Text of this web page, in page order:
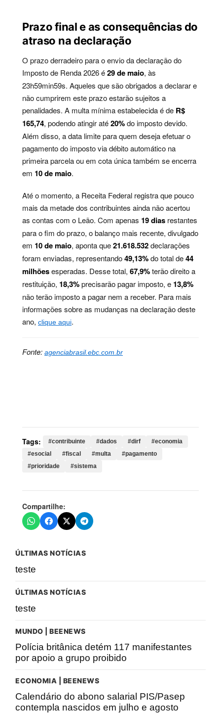
Prazo final e as consequências do
atraso na declaração
O prazo derradeiro para o envio da declaração do
Imposto de Renda 2026 é29 de maio, às
23h59min59s. Aqueles que são obrigados a declarar e
não cumprirem este prazo estarão sujeitos a
penalidades. A multa mínima estabelecida é de R$
165,74, podendo atingir até20%do imposto devido.
Além disso, a data limite para quem deseja efetuar o
pagamento do imposto via débito automático na
primeira parcela ou em cota única também se encerra
em 10 de maio.
Até o momento, a Receita Federal registra que pouco
mais da metade dos contribuintes ainda não acertou
as contas com o Leão. Com apenas 19 dias restantes
para o fim do prazo, o balanço mais recente, divulgado
em 10 de maio, aponta que21.618.532declarações
foram enviadas, representando49,13%do total de44
milhõesesperadas. Desse total, 67,9%terão direito a
restituição, 18,3%precisarão pagar imposto, e 13,8%
não terão imposto a pagar nem a receber. Para mais
informações sobre as mudanças na declaração deste
ano, clique aqui.
Fonte: agenciabrasil.ebc.com.br
Tags: #contribuinte #dados #dirf
#economia
#esocial
#fiscal #multa
#pagamento
#prioridade
#sistema
Compartilhe:
ÚLTIMAS NOTÍCIAS
teste
ÚLTIMAS NOTÍCIAS
teste
MUNDO | BEENEWS
Polícia britânica detém 117 manifestantes
por apoio a grupo proibido
ECONOMIA | BEENEWS
Calendário do abono salarial PIS/Pasep
contempla nascidos em julho e agosto